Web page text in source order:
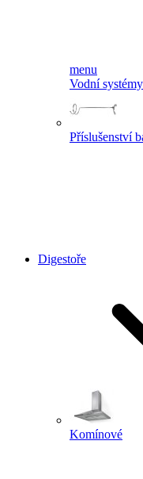
menu
Vodní
Příslušenství
Digestoře
Komínové